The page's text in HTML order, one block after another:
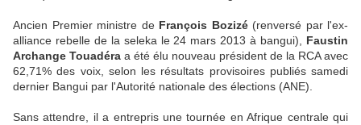
Ancien Premier ministre de François Bozizé(renversé par l'ex-
alliance rebelle de la seleka le 24 mars 2013 à bangui), Faustin
Archange Touadéra a été élu nouveau président de la RCA avec
62,71% des voix, selon les résultats provisoires publiés samedi
dernier Bangui par l'Autorité nationale des élections (ANE).
Sans attendre, il a entrepris une tournée en Afrique centrale qui